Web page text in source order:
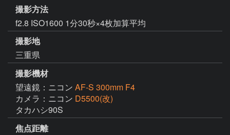
撮影方法
f2.8 ISO1600 1分30秒×4枚加算平均
撮影地
三重県
撮影機材
望遠鏡：ニコン AF-S 300mm F4
カメラ：ニコン D5500(改)
タカハシ90S
焦点距離